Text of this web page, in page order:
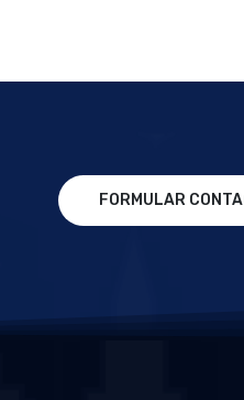
FORMULAR